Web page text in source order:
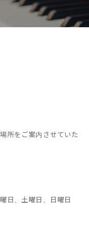
所をご案内させていた
日、土曜日、日曜日